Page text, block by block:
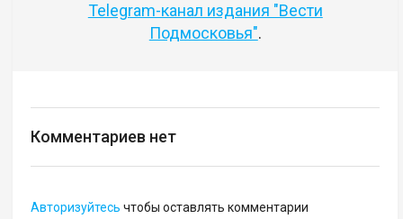
Telegram-канал издания "Вести
Подмосковья".
Комментариев нет
Авторизуйтесь чтобы оставлять комментарии